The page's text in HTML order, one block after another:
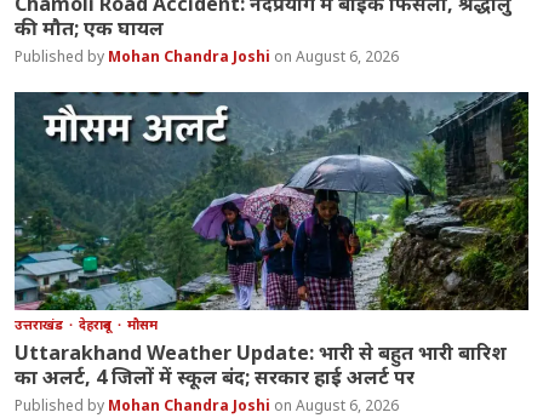
की मौत; एक घायल
Mohan Chandra Joshi August 6, 2026
उत्तराखंड देहरादून मौसम
Uttarakhand Weather Update: भारी से बहुत भारी बारिश
का अलर्ट, 4 जिलों में स्कूल बंद; सरकार हाई अलर्ट पर
Mohan Chandra Joshi August 6, 2026